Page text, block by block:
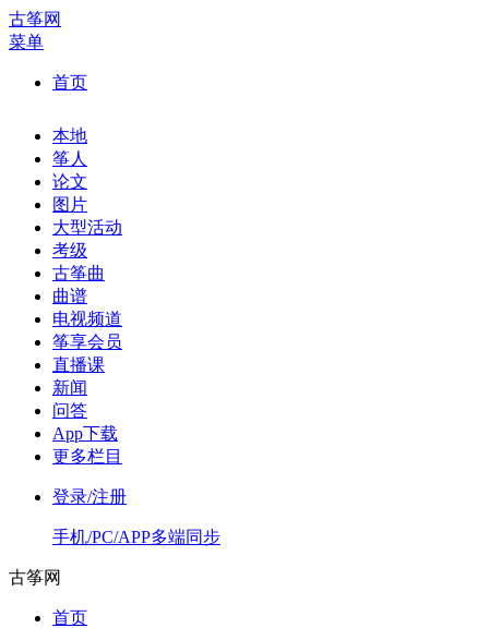
古筝网
菜单
首页
本地
筝人
论文
图片
大型活动
考级
古筝曲
曲谱
电视频道
筝享会员
直播课
新闻
问答
App下载
更多栏目
登录/注册
手机/PC/APP多端同步
古筝网
首页